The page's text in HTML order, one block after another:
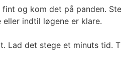
og kom det på panden.
indtil løgene er klare.
Lad det stege et minuts tid.